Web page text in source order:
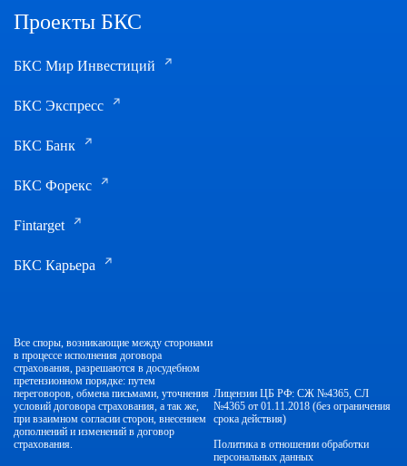
Проекты БКС
БКС Мир Инвестиций
БКС Экспресс
БКС Банк
БКС Форекс
Fintarget
БКС Карьера
Все споры, возникающие между сторонами
в процессе исполнения договора
страхования, разрешаются в досудебном
претензионном порядке: путем
переговоров, обмена письмами, уточнения
условий договора страхования, а так же,
при взаимном согласии сторон, внесением
дополнений и изменений в договор
страхования.
Лицензии ЦБ РФ: СЖ №4365, СЛ
№4365 от 01.11.2018 (без ограничения
срока действия)
Политика в отношении обработки
персональных данных